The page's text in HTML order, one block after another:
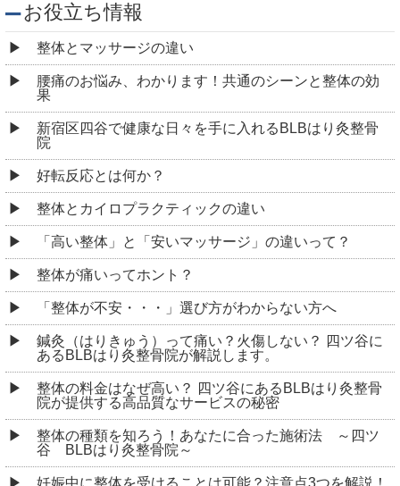
お役立ち情報
整体とマッサージの違い
腰痛のお悩み、わかります！共通のシーンと整体の効
果
新宿区四谷で健康な日々を手に入れるBLBはり灸整骨
院
好転反応とは何か？
整体とカイロプラクティックの違い
「高い整体」と「安いマッサージ」の違いって？
整体が痛いってホント？
「整体が不安・・・」選び方がわからない方へ
鍼灸（はりきゅう）って痛い？火傷しない？ 四ツ谷に
あるBLBはり灸整骨院が解説します。
整体の料金はなぜ高い？ 四ツ谷にあるBLBはり灸整骨
院が提供する高品質なサービスの秘密
整体の種類を知ろう！あなたに合った施術法 ～四ツ
谷 BLBはり灸整骨院～